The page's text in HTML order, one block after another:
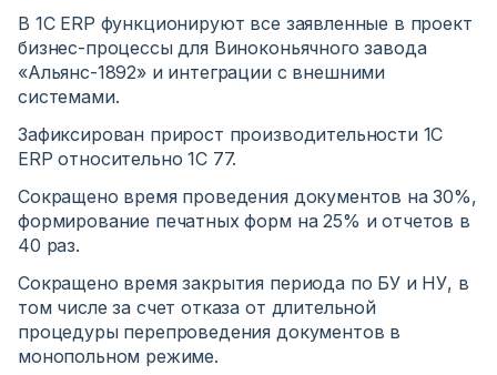
В 1С ERP функционируют все заявленные в проект
бизнес-процессы для Виноконьячного завода
«Альянс-1892» и интеграции с внешними
системами.
Зафиксирован прирост производительности 1С
ERP относительно 1С 77.
Сокращено время проведения документов на 30%,
формирование печатных форм на 25% и отчетов в
40 раз.
Сокращено время закрытия периода по БУ и НУ, в
том числе за счет отказа от длительной
процедуры перепроведения документов в
монопольном режиме.